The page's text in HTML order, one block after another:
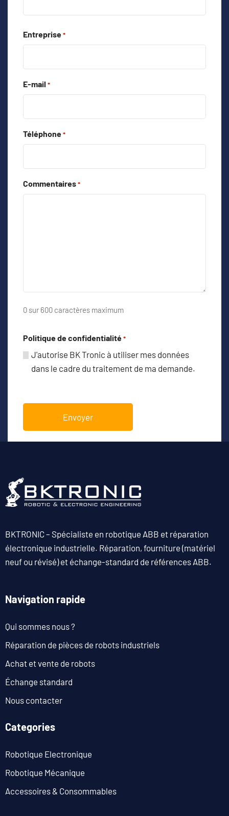
Entreprise *
E-mail *
Téléphone *
Commentaires *
0 sur 600 caractères maximum
Politique de confidentialité *
J'autorise BK Tronic à utiliser mes données
dans le cadre du traitement de ma demande.
BKTRONIC – Spécialiste en robotique ABB et réparation
électronique industrielle. Réparation, fourniture (matériel
neuf ou révisé) et échange-standard de références ABB.
Navigation rapide
Qui sommes nous ?
Réparation de pièces de robots industriels
Achat et vente de robots
Échange standard
Nous contacter
Categories
Robotique Electronique
Robotique Mécanique
Accessoires & Consommables